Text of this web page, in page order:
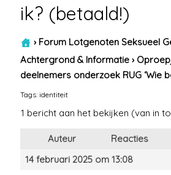
ik? (betaald!)
› Forum Lotgenoten Seksueel
Achtergrond & Informatie ›
deelnemers onderzoek RUG ‘Wie
Tags:identiteit
1 bericht aan het bekijken (van in
Auteur
Reacties
14 februari 2025 om 13:08